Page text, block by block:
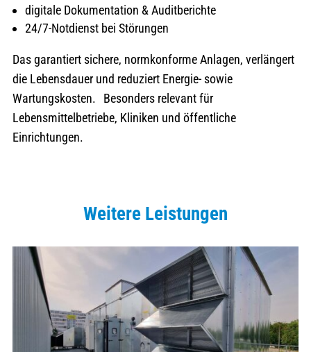
digitale Dokumentation & Auditberichte
24/7-Notdienst bei Störungen
Das garantiert sichere, normkonforme Anlagen, verlängert
die Lebensdauer und reduziert Energie- sowie
Wartungskosten. Besonders relevant für
Lebensmittelbetriebe, Kliniken und öffentliche
Einrichtungen.
Weitere Leistungen